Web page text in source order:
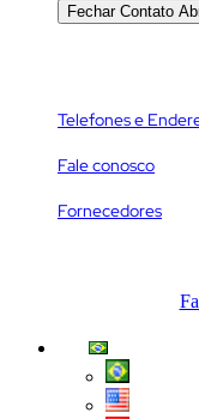
Fechar Contato
Telefones e
Fale conosco
Fornecedores